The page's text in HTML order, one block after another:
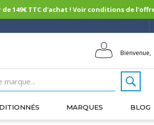
149€ TTC d'achat ! Voir conditions de
Bienvenue,
MARQUES BLOG